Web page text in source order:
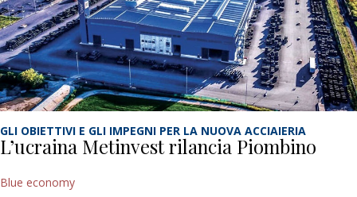
GLI OBIETTIVI E GLI IMPEGNI PER LA NUOVA ACCIAIERIA
L’ucraina Metinvest rilancia Piombino
Blue economy